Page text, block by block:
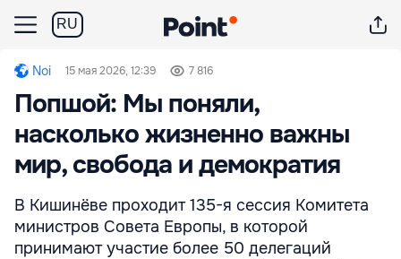
RU
Noi 15 мая 2026, 12:39 7 816
Попшой: Мы поняли,
насколько жизненно важны
мир, свобода и демократия
В Кишинёве проходит 135-я сессия Комитета
министров Совета Европы, в которой
принимают участие более 50 делегаций